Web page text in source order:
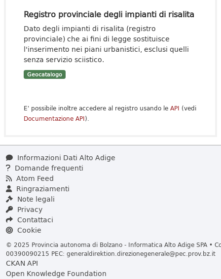
Registro provinciale degli impianti di risalita
Dato degli impianti di risalita (registro
provinciale) che ai fini di legge sostituisce
l'inserimento nei piani urbanistici, esclusi quelli
senza servizio sciistico.
Geocatalogo
E' possibile inoltre accedere al registro usando le API (vedi
Documentazione API).
Informazioni Dati Alto Adige
Domande frequenti
Atom Feed
Ringraziamenti
Note legali
Privacy
Contattaci
Cookie
© 2025 Provincia autonoma di Bolzano - Informatica Alto Adige SPA •
00390090215 PEC: generaldirektion.direzionegenerale@pec.prov.bz.it
CKAN API
Open Knowledge Foundation